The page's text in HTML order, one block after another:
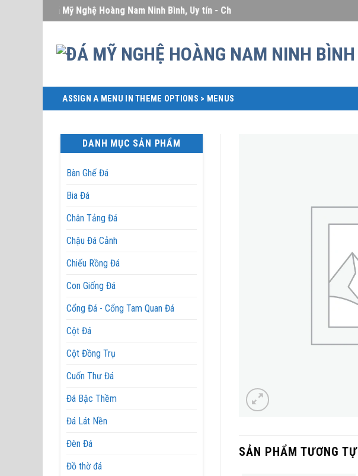
to
Đá Mỹ Nghệ Hoàng Nam Ninh Bình, Uy tín - Chất lượng - Giá cạnh tranh!
ASSIGN A MENU IN THEME OPTIONS > MENUS
DANH MỤC SẢN PHẨM
Bàn Ghế Đá
Bia Đá
Chân Tảng Đá
Chậu Đá Cảnh
Chiếu Rồng Đá
Con Giống Đá
Cổng Đá - Cổng Tam Quan Đá
Cột Đá
Cột Đồng Trụ
Cuốn Thư Đá
Đá Bậc Thềm
Đá Lát Nền
Đèn Đá
Đồ thờ đá
SẢN PHẨM TƯƠNG TỰ